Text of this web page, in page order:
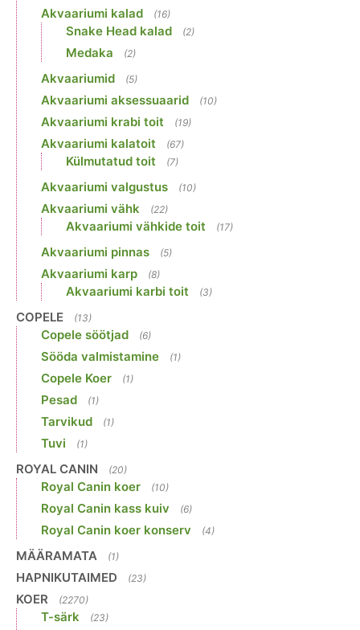
Akvaariumi kalad (16)
Snake Head kalad (2)
Medaka (2)
Akvaariumid (5)
Akvaariumi aksessuaarid (10)
Akvaariumi krabi toit (19)
Akvaariumi kalatoit (67)
Külmutatud toit (7)
Akvaariumi valgustus (10)
Akvaariumi vähk (22)
Akvaariumi vähkide toit (17)
Akvaariumi pinnas (5)
Akvaariumi karp (8)
Akvaariumi karbi toit (3)
COPELE (13)
Copele söötjad (6)
Sööda valmistamine (1)
Copele Koer (1)
Pesad (1)
Tarvikud (1)
Tuvi (1)
ROYAL CANIN (20)
Royal Canin koer (10)
Royal Canin kass kuiv (6)
Royal Canin koer konserv (4)
MÄÄRAMATA (1)
HAPNIKUTAIMED (23)
KOER (2270)
T-särk (23)